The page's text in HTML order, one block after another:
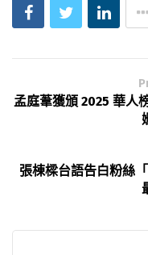
孟庭葦獲頒 2025 華人
張棟樑台語告白粉絲